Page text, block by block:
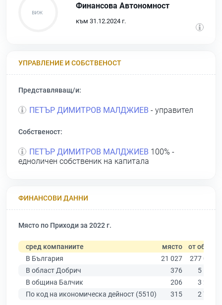
Финансова Автономност
към 31.12.2024 г.
УПРАВЛЕНИЕ И СОБСТВЕНОСТ
Представляващ/и:
ПЕТЪР ДИМИТРОВ МАЛДЖИЕВ - управител
Собственост:
ПЕТЪР ДИМИТРОВ МАЛДЖИЕВ 100% -
едноличен собственик на капитала
ФИНАНСОВИ ДАННИ
Място по Приходи за 2022 г.
сред компаниите място от общо
В България
21 027
277 019
В област Добрич
376
5 156
В община Балчик
206
3 239
По код на икономическа дейност (5510)
315 2 770